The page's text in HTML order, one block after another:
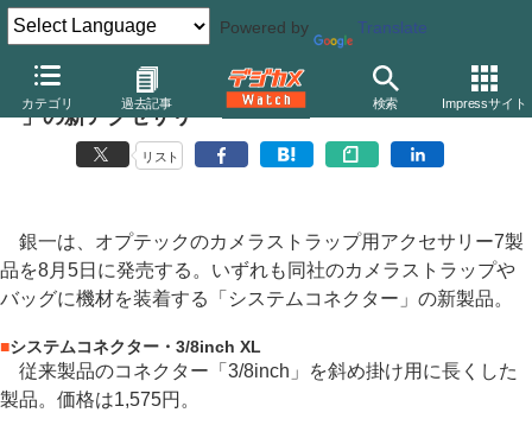
Powered by Translate
カテゴリ 過去記事 検索 Impressサイト
オプテック、カメラストラップ用「システムコネクタ
ー」の新アクセサリー
リスト
銀一は、オプテックのカメラストラップ用アクセサリー7製
品を8月5日に発売する。いずれも同社のカメラストラップや
バッグに機材を装着する「システムコネクター」の新製品。
■システムコネクター・3/8inch XL
従来製品のコネクター「3/8inch」を斜め掛け用に長くした
製品。価格は1,575円。